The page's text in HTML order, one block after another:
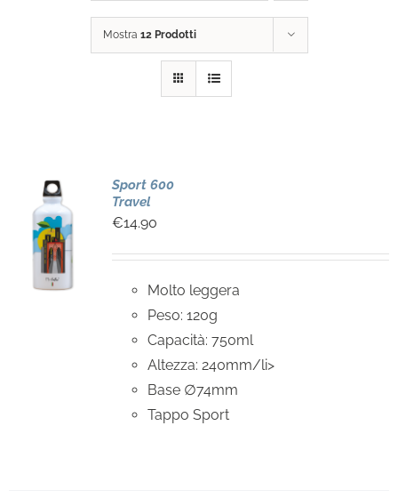
Mostra 12 Prodotti
Sport 600
Travel
€14.90
Molto leggera
Peso: 120g
Capacità: 750ml
Altezza: 240mm/li>
Base ∅74mm
Tappo Sport